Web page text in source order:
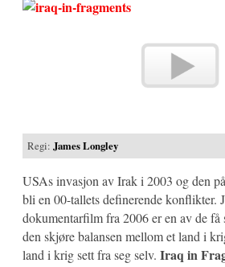
Regi:James Longley
USAs invasjon av Irak i 2003 og den
bli en 00-tallets definerende konflikter.
dokumentarfilm fra 2006 er en av de få
den skjøre balansen mellom et land i
land i krig sett fra seg selv. Iraq in